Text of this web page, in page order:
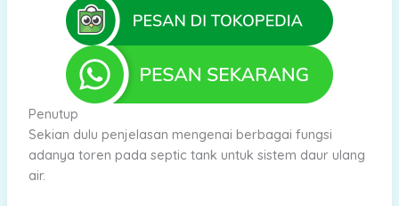
Penutup
Sekian dulu penjelasan mengenai berbagai fungsi
adanya toren pada septic tank untuk sistem daur ulang
air.